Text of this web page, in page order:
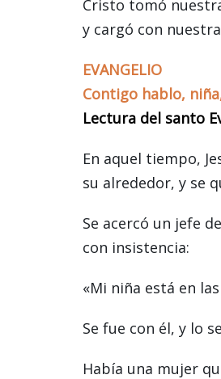
Cristo tomó
y cargó con
EVANGELIO
Contigo hablo,
Lectura del santo
En aquel tiempo,
su alrededor, y se
Se acercó un jefe
con insistencia:
«Mi niña está en
Se fue con él, y lo
Había una mujer